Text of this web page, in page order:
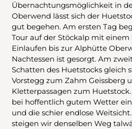
Übernachtungsmöglichkeit in
Oberwend lässt sich der
gut begehen. Am ersten Tag
Tour auf der Stöckalp mit
Einlaufen bis zur Alphütte
Nachtessen ist gesorgt. Am
Schatten des Huetstocks gleich
Vorstegg zum Zahm Geissberg
Kletterpassagen zum
bei hoffentlich gutem Wetter
und die schier endlose
steigen wir denselben Weg